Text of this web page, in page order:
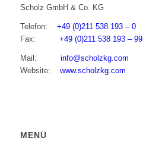
Scholz GmbH & Co. KG
Telefon: +49 (0)211 538 193 – 0
Fax: +49 (0)211 538 193 – 99
Mail: info@scholzkg.com
Website: www.scholzkg.com
MENÜ